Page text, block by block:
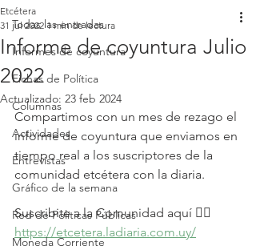
Todas las entradas
Informes de coyuntura
Fichas de Política
Columnas
Actividades
Entrevistas
Gráfico de la semana
Red de Políticas Públicas
Moneda Corriente
Informe de coyuntura Julio
2022
Etcétera
31 jul 2022 1 min de lectura
Actualizado: 23 feb 2024
Compartimos con un mes de rezago el
informe de coyuntura que enviamos en
tiempo real a los suscriptores de la
comunidad etcétera con la diaria.
Suscribite a la Comunidad aquí 👉🏼
https://etcetera.ladiaria.com.uy/